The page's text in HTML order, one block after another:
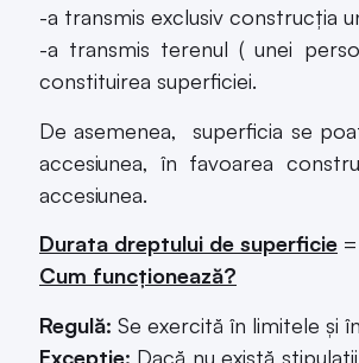
-a transmis exclusiv construcția
-a transmis terenul ( unei
constituirea superficiei.
De asemenea, superficia se
accesiunea, în favoarea
accesiunea.
Durata dreptului de superficie
Cum funcționează?
Regulă: Se exercită în limitele și
Excepție: Dacă nu există